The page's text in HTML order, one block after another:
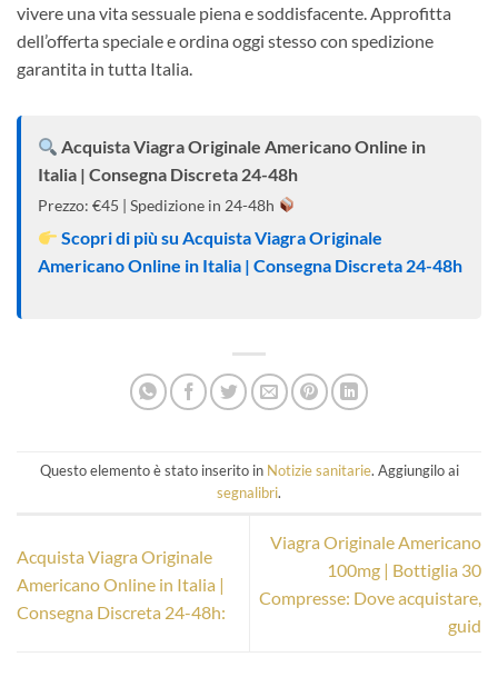
vivere una vita sessuale piena e soddisfacente. Approfitta
dell’offerta speciale e ordina oggi stesso con spedizione
garantita in tutta Italia.
Acquista Viagra Originale Americano Online in
Italia | Consegna Discreta 24-48h
Prezzo: €45 | Spedizione in 24-48h
Scopri di più su Acquista Viagra Originale
Americano Online in Italia | Consegna Discreta 24-48h
Questo elemento è stato inserito in Notizie sanitarie. Aggiungilo ai
segnalibri.
Acquista Viagra Originale
Americano Online in Italia |
Consegna Discreta 24-48h:
Viagra Originale Americano
100mg | Bottiglia 30
Compresse: Dove acquistare,
guid